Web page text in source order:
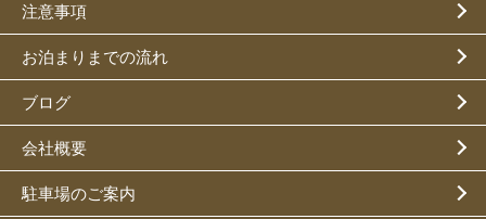
注意事項
お泊まりまでの流れ
ブログ
会社概要
駐車場のご案内